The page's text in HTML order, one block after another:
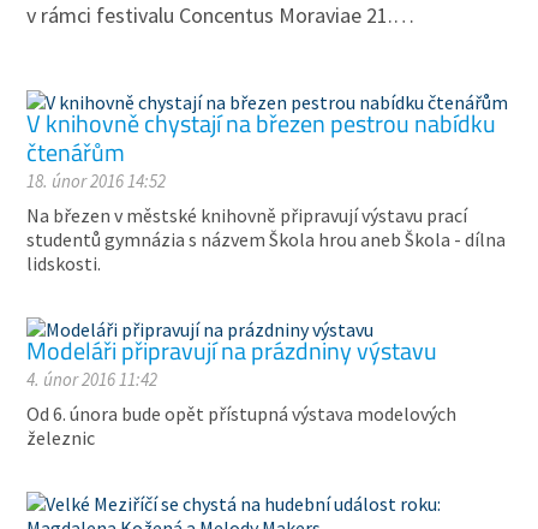
v rámci festivalu Concentus Moraviae 21.…
V knihovně chystají na březen pestrou nabídku
čtenářům
18. únor 2016 14:52
Na březen v městské knihovně připravují výstavu prací
studentů gymnázia s názvem Škola hrou aneb Škola - dílna
lidskosti.
Modeláři připravují na prázdniny výstavu
4. únor 2016 11:42
Od 6. února bude opět přístupná výstava modelových
železnic